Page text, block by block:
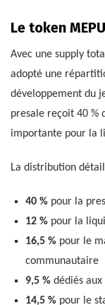
Le token
Avec une supply
adopté une
développement du
presale reçoit 40 %
importante pour la
La distribution
40 %pour la
12 %pour la
16,5 %pour le
communautaire
9,5 %dédiés aux
14,5 %pour le